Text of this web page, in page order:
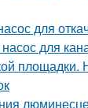
для
для